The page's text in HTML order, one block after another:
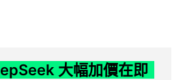
大幅加價在即